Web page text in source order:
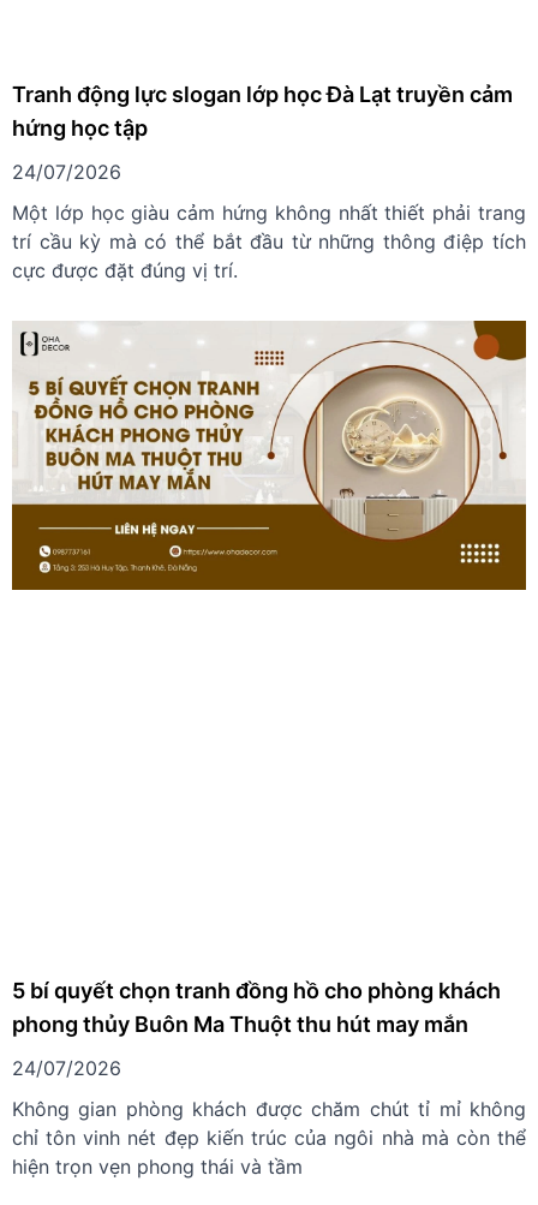
Tranh động lực slogan lớp học Đà Lạt truyền cảm
hứng học tập
24/07/2026
Một lớp học giàu cảm hứng không nhất thiết phải trang
trí cầu kỳ mà có thể bắt đầu từ những thông điệp tích
cực được đặt đúng vị trí.
5 bí quyết chọn tranh đồng hồ cho phòng khách
phong thủy Buôn Ma Thuột thu hút may mắn
24/07/2026
Không gian phòng khách được chăm chút tỉ mỉ không
chỉ tôn vinh nét đẹp kiến trúc của ngôi nhà mà còn thể
hiện trọn vẹn phong thái và tầm